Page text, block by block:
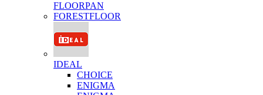
FLOORPAN
FORESTFLOOR
IDEAL
CHOICE
ENIGMA